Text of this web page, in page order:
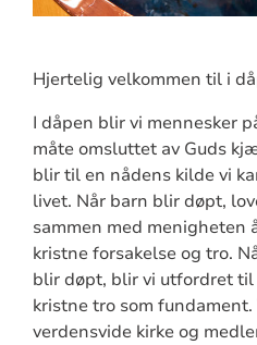
Hjertelig velkommen til i
I dåpen blir vi mennesker
måte omsluttet av Guds
blir til en nådens kilde vi
livet. Når barn blir døpt,
sammen med menigheten
kristne forsakelse og tro.
blir døpt, blir vi utfordret til
kristne tro som
verdensvide kirke og